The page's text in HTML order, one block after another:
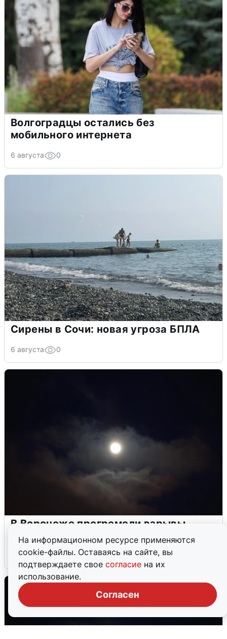
На информационном ресурсе применяются
cookie-файлы. Оставаясь на сайте, вы
подтверждаете свое согласие на их
использование.
Согласен
Волгоградцы остались без
мобильного интернета
6 августа 0
Сирены в Сочи: новая угроза БПЛА
6 августа 0
В Воронеже прогремели взрывы
после сигнала тревоги
5 августа 0